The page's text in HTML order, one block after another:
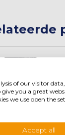
of our visitor
you a great
we use open the
Accept all